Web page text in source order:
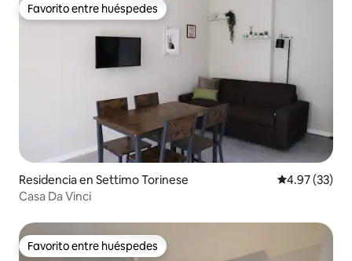
Favorito entre huéspedes
Favorito entre huéspedes
Residencia en Settimo Torinese Calificación
4.97 (33)
Casa Da Vinci
Favorito entre huéspedes
Favorito entre huéspedes